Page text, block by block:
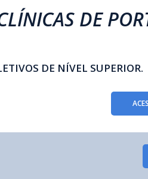
DE
DE NÍVEL SUPERIOR.